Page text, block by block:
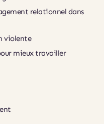
relationnel dans
violente
mieux travailler